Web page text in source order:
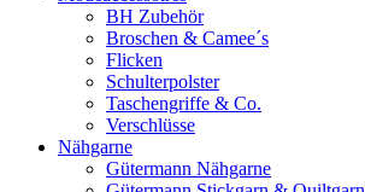
BH Zubehör
Broschen & Camee´s
Flicken
Schulterpolster
Taschengriffe & Co.
Verschlüsse
Nähgarne
Gütermann Nähgarne